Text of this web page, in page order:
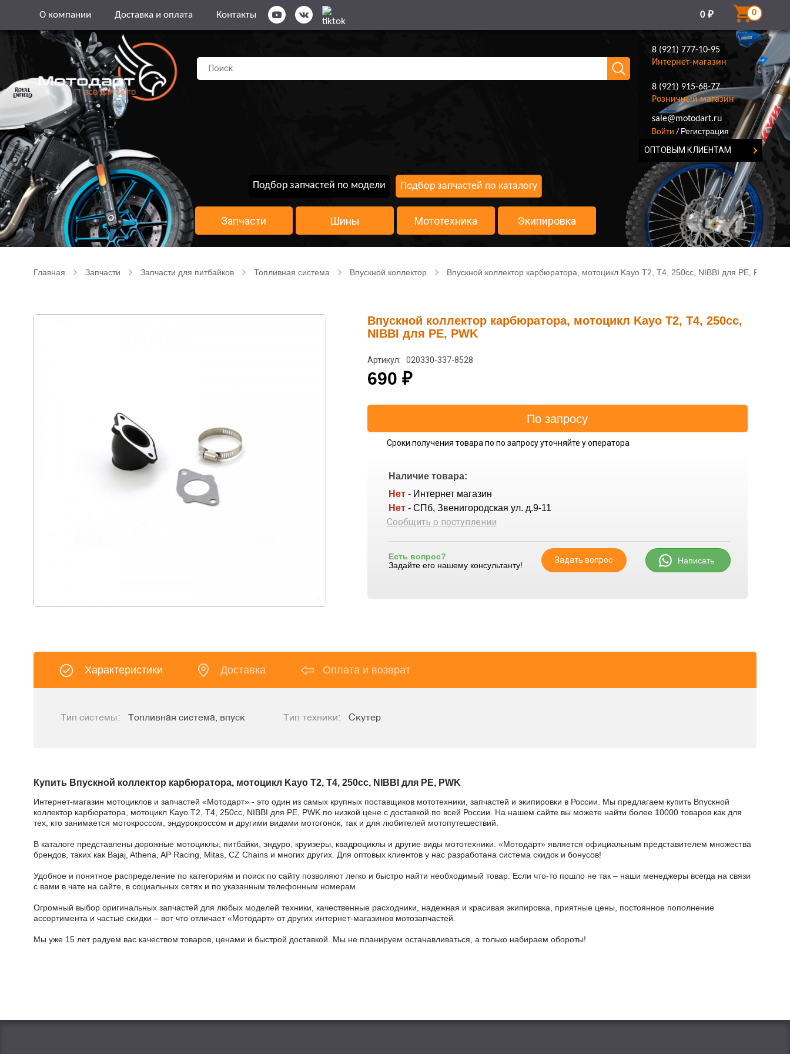
О компании Доставка и оплата Контакты 0 ₽ 0
8 (921) 777-10-95
Интернет-магазин
8 (921) 915-68-77
Розничный магазин
8 (921) 777-10-95
sale@motodart.ru
Войти / Регистрация
ОПТОВЫМ КЛИЕНТАМ
Подбор запчастей по модели Подбор запчастей по каталогу
Запчасти Шины Мототехника Экипировка
Главная Запчасти Запчасти для питбайков Топливная система Впускной коллектор Впускной коллектор карбюратора, мотоцикл Kayo T2, T4, 250cc, NIBBI для PE, PWK
Впускной коллектор карбюратора, мотоцикл Kayo T2, T4, 250cc,
NIBBI для PE, PWK
Артикул: 020330-337-8528
690 ₽
Сроки получения товара по по запросу уточняйте у оператора
Наличие товара:
Нет - Интернет магазин
Нет - СПб, Звенигородская ул. д.9-11
Сообщить о поступлении
Есть вопрос?
Задайте его нашему консультанту!
Задать вопрос Написать
Характеристики Доставка Оплата и возврат
Тип системы: Топливная система, впуск Тип техники: Скутер
Купить Впускной коллектор карбюратора, мотоцикл Kayo T2, T4, 250cc, NIBBI для PE, PWK
Интернет-магазин мотоциклов и запчастей «Мотодарт» - это один из самых крупных поставщиков мототехники, запчастей и экипировки в России. Мы предлагаем купить Впускной
коллектор карбюратора, мотоцикл Kayo T2, T4, 250cc, NIBBI для PE, PWK по низкой цене с доставкой по всей России. На нашем сайте вы можете найти более 10000 товаров как для
тех, кто занимается мотокроссом, эндурокроссом и другими видами мотогонок, так и для любителей мотопутешествий.
В каталоге представлены дорожные мотоциклы, питбайки, эндуро, круизеры, квадроциклы и другие виды мототехники. «Мотодарт» является официальным представителем множества
брендов, таких как Bajaj, Athena, AP Racing, Mitas, CZ Chains и многих других. Для оптовых клиентов у нас разработана система скидок и бонусов!
Удобное и понятное распределение по категориям и поиск по сайту позволяют легко и быстро найти необходимый товар. Если что-то пошло не так – наши менеджеры всегда на связи
с вами в чате на сайте, в социальных сетях и по указанным телефонным номерам.
Огромный выбор оригинальных запчастей для любых моделей техники, качественные расходники, надежная и красивая экипировка, приятные цены, постоянное пополнение
ассортимента и частые скидки – вот что отличает «Мотодарт» от других интернет-магазинов мотозапчастей.
Мы уже 15 лет радуем вас качеством товаров, ценами и быстрой доставкой. Мы не планируем останавливаться, а только набираем обороты!